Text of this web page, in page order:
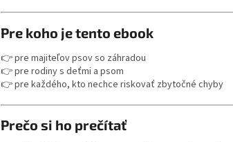
Pre koho je tento ebook
👉 pre majiteľov psov so záhradou
👉 pre rodiny s deťmi a psom
👉 pre každého, kto nechce riskovať zbytočné chyby
Prečo si ho prečítať